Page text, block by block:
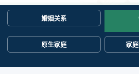
婚姻关系
原生家庭 家